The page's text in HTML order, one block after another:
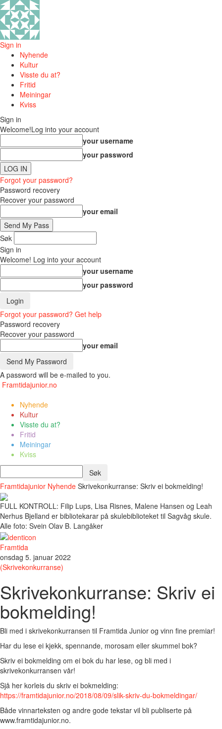
Sign in
Nyhende
Kultur
Visste du at?
Fritid
Meiningar
Kviss
Sign in
Welcome!Log into your account
your username
your password
Forgot your password?
Password recovery
Recover your password
your email
Søk
Sign in
Welcome! Log into your account
your username
your password
Forgot your password? Get help
Password recovery
Recover your password
your email
A password will be e-mailed to you.
Framtidajunior.no
Nyhende
Kultur
Visste du at?
Fritid
Meiningar
Kviss
Framtidajunior Nyhende Skrivekonkurranse: Skriv ei bokmelding!
FULL KONTROLL: Filip Lups, Lisa Risnes, Malene Hansen og Leah
Nerhus Bjelland er bibliotekarar på skulebiblioteket til Sagvåg skule.
Alle foto: Svein Olav B. Langåker
Framtida
onsdag 5. januar 2022
(Skrivekonkurranse)
Skrivekonkurranse: Skriv ei
bokmelding!
Bli med i skrivekonkurransen til Framtida Junior og vinn fine premiar!
Har du lese ei kjekk, spennande, morosam eller skummel bok?
Skriv ei bokmelding om ei bok du har lese, og bli med i
skrivekonkurransen vår!
Sjå her korleis du skriv ei bokmelding:
https://framtidajunior.no/2018/08/09/slik-skriv-du-bokmeldingar/
Både vinnarteksten og andre gode tekstar vil bli publiserte på
www.framtidajunior.no.